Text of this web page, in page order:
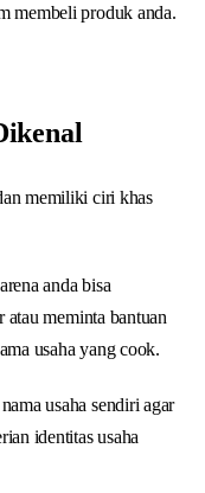
membeli produk anda.
memiliki ciri khas
anda bisa
atau meminta bantuan
usaha yang cook.
usaha sendiri agar
identitas usaha